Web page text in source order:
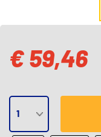
€ 59,46